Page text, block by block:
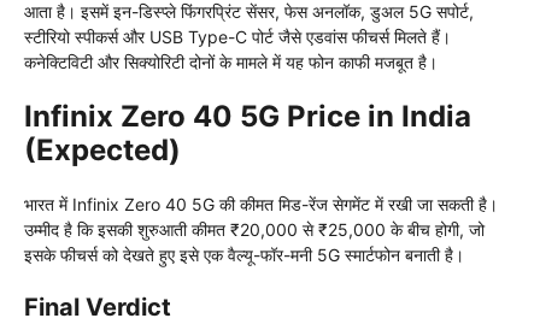
आता है। इसमें इन-डिस्प्ले फिंगरप्रिंट सेंसर, फेस अनलॉक, डुअल 5G सपोर्ट,
स्टीरियो स्पीकर्स और USB Type-C पोर्ट जैसे एडवांस फीचर्स मिलते हैं।
कनेक्टिविटी और सिक्योरिटी दोनों के मामले में यह फोन काफी मजबूत है।
Infinix Zero 40 5G Price in India
(Expected)
भारत में Infinix Zero 40 5G की कीमत मिड-रेंज सेगमेंट में रखी जा सकती है।
उम्मीद है कि इसकी शुरुआती कीमत ₹20,000 से ₹25,000 के बीच होगी, जो
इसके फीचर्स को देखते हुए इसे एक वैल्यू-फॉर-मनी 5G स्मार्टफोन बनाती है।
Final Verdict